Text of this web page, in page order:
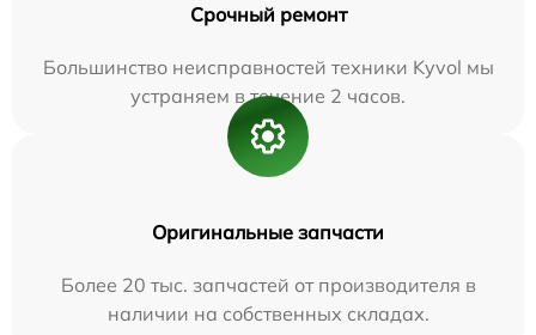
Срочный ремонт
Большинство неисправностей техники Kyvol мы
устраняем в течение 2 часов.
Оригинальные запчасти
Более 20 тыс. запчастей от производителя в
наличии на собственных складах.